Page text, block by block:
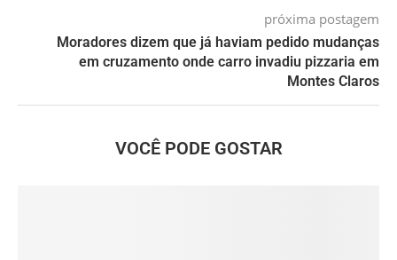
próxima postagem
Moradores dizem que já haviam pedido mudanças
em cruzamento onde carro invadiu pizzaria em
Montes Claros
VOCÊ PODE GOSTAR